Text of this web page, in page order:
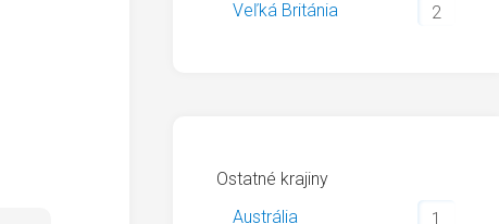
Veľká Británia
2
Ostatné krajiny
Austrália
1